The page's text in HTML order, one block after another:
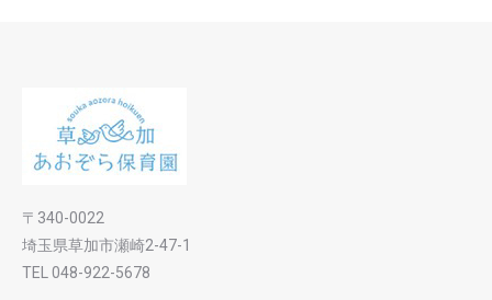
〒340-0022
埼玉県草加市瀬崎2-47-1
TEL 048-922-5678